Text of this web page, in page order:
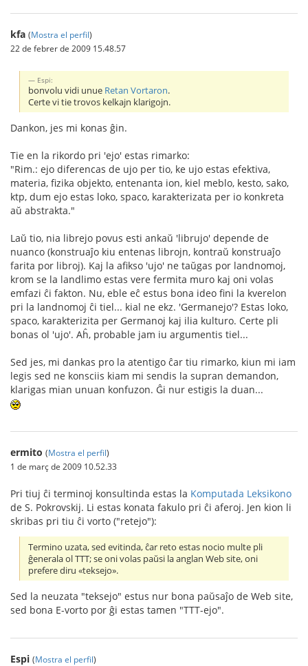
kfa (Mostra el perfil)
22 de febrer de 2009 15.48.57
Espi:
bonvolu vidi unue Retan Vortaron.
Certe vi tie trovos kelkajn klarigojn.
Dankon, jes mi konas ĝin.
Tie en la rikordo pri 'ejo' estas rimarko:
"Rim.: ejo diferencas de ujo per tio, ke ujo estas efektiva,
materia, fizika objekto, entenanta ion, kiel meblo, kesto, sako,
ktp, dum ejo estas loko, spaco, karakterizata per io konkreta
aŭ abstrakta."
Laŭ tio, nia librejo povus esti ankaŭ 'librujo' depende de
nuanco (konstruaĵo kiu entenas librojn, kontraŭ konstruaĵo
farita por libroj). Kaj la afikso 'ujo' ne taŭgas por landnomoj,
krom se la landlimo estas vere fermita muro kaj oni volas
emfazi ĉi fakton. Nu, eble eĉ estus bona ideo fini la kverelon
pri la landnomoj ĉi tiel... kial ne ekz. 'Germanejo'? Estas loko,
spaco, karakterizita per Germanoj kaj ilia kulturo. Certe pli
bonas ol 'ujo'. Aĥ, probable jam iu argumentis tiel...
Sed jes, mi dankas pro la atentigo ĉar tiu rimarko, kiun mi iam
legis sed ne konsciis kiam mi sendis la supran demandon,
klarigas mian unuan konfuzon. Ĝi nur estigis la duan...
ermito (Mostra el perfil)
1 de març de 2009 10.52.33
Pri tiuj ĉi terminoj konsultinda estas la Komputada Leksikono
de S. Pokrovskij. Li estas konata fakulo pri ĉi aferoj. Jen kion li
skribas pri tiu ĉi vorto ("retejo"):
Termino uzata, sed evitinda, ĉar reto estas nocio multe pli
ĝenerala ol TTT; se oni volas paŭsi la anglan Web site, oni
prefere diru «teksejo».
Sed la neuzata "teksejo" estus nur bona paŭsaĵo de Web site,
sed bona E-vorto por ĝi estas tamen "TTT-ejo".
Espi (Mostra el perfil)